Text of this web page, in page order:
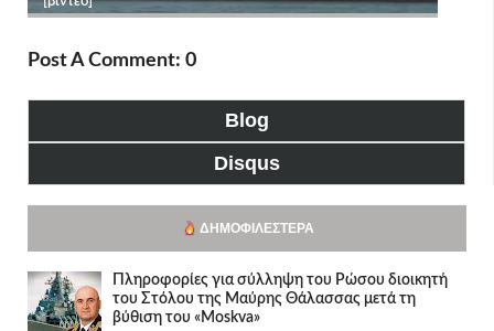
Post A Comment: 0
Blog
Disqus
ΔΗΜΟΦΙΛΈΣΤΕΡΑ
Πληροφορίες για σύλληψη του Ρώσου διοικητή
του Στόλου της Mαύρης Θάλασσας μετά τη
βύθιση του «Moskva»